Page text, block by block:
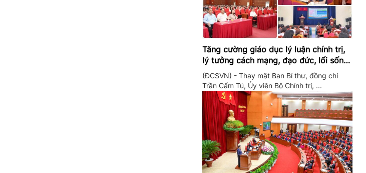
Tăng cường giáo dục lý luận chính trị,
lý tưởng cách mạng, đạo đức, lối sống,
ý thức công dân trong hệ thống giáo
dục quốc dân
(ĐCSVN) - Thay mặt Ban Bí thư, đồng chí
Trần Cẩm Tú, Ủy viên Bộ Chính trị, ...